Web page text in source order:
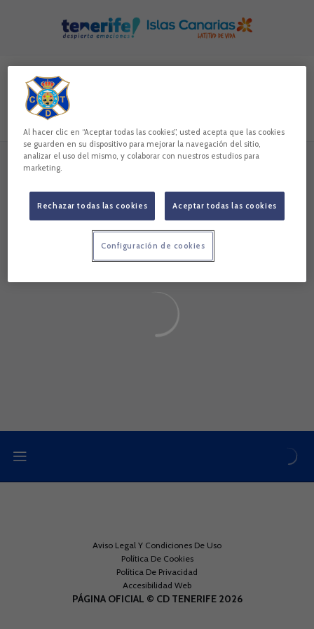
Introduce tu búsqueda, espera unos instantes y te
Todos Noticias Vídeos Galerías Jugadores
Aviso Legal Y Condiciones De Uso
Política De Cookies
Política De Privacidad
Accesibilidad Web
PÁGINA OFICIAL © CD TENERIFE 2026
Al hacer clic en “Aceptar todas las cookies”, usted acepta que las cookies
se guarden en su dispositivo para mejorar la navegación del sitio,
analizar el uso del mismo, y colaborar con nuestros estudios para
marketing.
Rechazar todas las cookies Aceptar todas las cookies
Configuración de cookies